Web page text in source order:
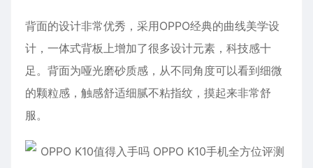
背面的设计非常优秀，采用OPPO经典的曲线美学设
计，一体式背板上增加了很多设计元素，科技感十
足。背面为哑光磨砂质感，从不同角度可以看到细微
的颗粒感，触感舒适细腻不粘指纹，摸起来非常舒
服。